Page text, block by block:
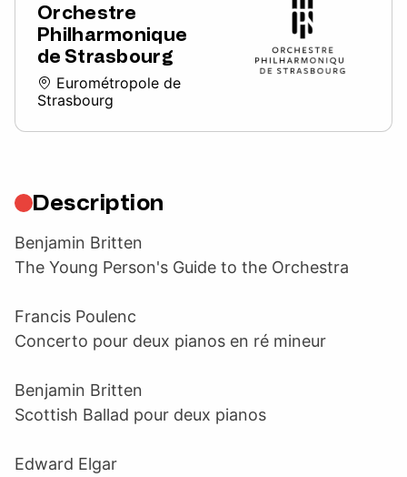
Orchestre
Philharmonique
de Strasbourg
Eurométropole de
Strasbourg
Description
Benjamin Britten
The Young Person's Guide to the Orchestra
Francis Poulenc
Concerto pour deux pianos en ré mineur
Benjamin Britten
Scottish Ballad pour deux pianos
Edward Elgar